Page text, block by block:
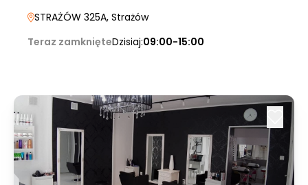
STRAŻÓW 325A, Strażów
Teraz zamknięteDzisiaj:09:00-15:00